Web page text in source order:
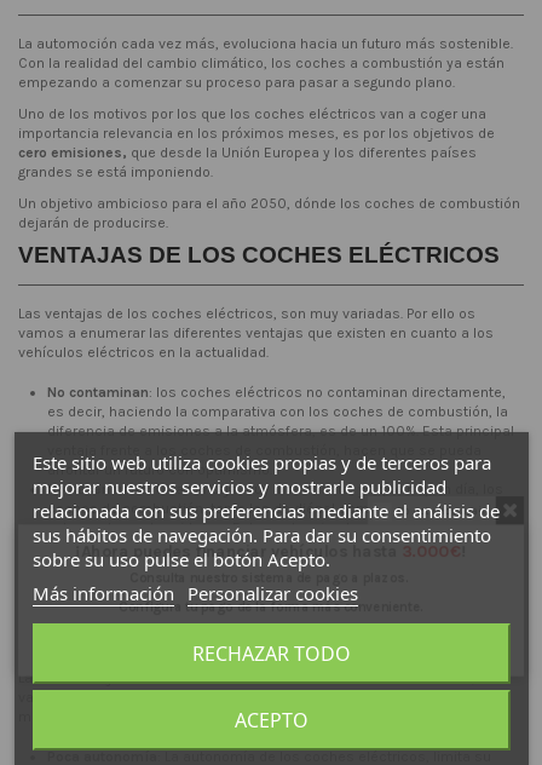
La automoción cada vez más, evoluciona hacia un futuro más sostenible.
Con la realidad del cambio climático, los coches a combustión ya están
empezando a comenzar su proceso para pasar a segundo plano.
Uno de los motivos por los que los coches eléctricos van a coger una
importancia relevancia en los próximos meses, es por los objetivos de
cero emisiones, que desde la Unión Europea y los diferentes países
grandes se está imponiendo.
Un objetivo ambicioso para el año 2050, dónde los coches de combustión
dejarán de producirse.
VENTAJAS DE LOS COCHES ELÉCTRICOS
Las ventajas de los coches eléctricos, son muy variadas. Por ello os
vamos a enumerar las diferentes ventajas que existen en cuanto a los
vehículos eléctricos en la actualidad.
No contaminan: los coches eléctricos no contaminan directamente,
es decir, haciendo la comparativa con los coches de combustión, la
diferencia de emisiones a la atmósfera, es de un 100%. Esta principal
afrontar un futuro con optimismo.
No hacen ruido:Otra ventaja muy interesante, ya que hoy en día, los
coches de combustión, tanto los de diésel como los de gasolina son
extremadamente ruidosos. Esto acaba siendo un problema para los
núcleos de población, que acaban siendo molestos para la
población.
DESVENTAJAS DE LOS COCHES
ELÉCTRICOS
Las desventajas del coche eléctrico frente al coche de combustión, son
Este sitio web utiliza cookies propias y de terceros para
mejorar nuestros servicios y mostrarle publicidad
relacionada con sus preferencias mediante el análisis de
sus hábitos de navegación. Para dar su consentimiento
sobre su uso pulse el botón Acepto.
Más información
Personalizar cookies
RECHAZAR TODO
ACEPTO
Do not show again.
¡Ahora puedes financiar vehículos hasta
Configura tu pago de la forma más conveniente.